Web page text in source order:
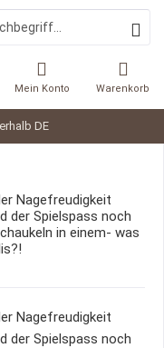
DE
Warenkorb
Mein Konto
Nagefreudigkeit
der Spielspass noch
in einem- was
Nagefreudigkeit
der Spielspass noch